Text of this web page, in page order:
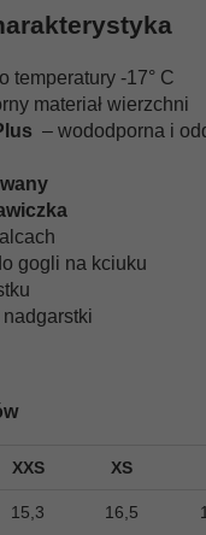
temperatury -17° C
materiał wierzchni
– wododporna i
gogli na kciuku
nadgarstki
XXS XS
15,3 16,5